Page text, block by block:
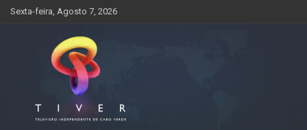
SkipSexta-feira, Agosto 7, 2026